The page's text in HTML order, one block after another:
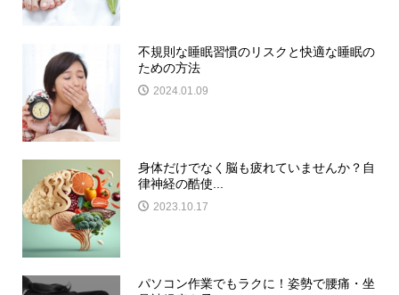
不規則な睡眠習慣のリスクと快適な睡眠の
ための方法
2024.01.09
身体だけでなく脳も疲れていませんか？自
律神経の酷使...
2023.10.17
パソコン作業でもラクに！姿勢で腰痛・坐